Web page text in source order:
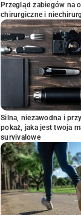
Przegląd zabiegów na
chirurgiczne i
Silna, niezawodna i
pokaż, jaka jest twoja
survivalowe